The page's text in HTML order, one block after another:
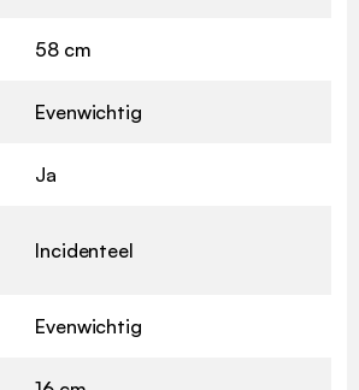
58 cm
Evenwichtig
Ja
Incidenteel
Evenwichtig